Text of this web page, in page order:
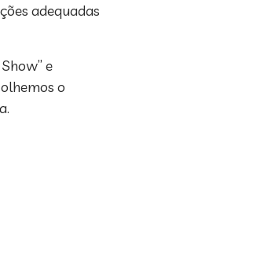
adequadas
e
o